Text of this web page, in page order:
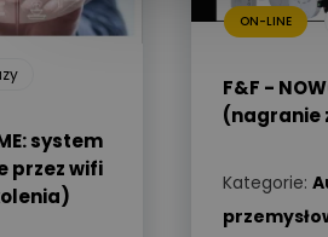
system
przez wifi
ON-LINE
F&F -
(nagranie
Kategorie: